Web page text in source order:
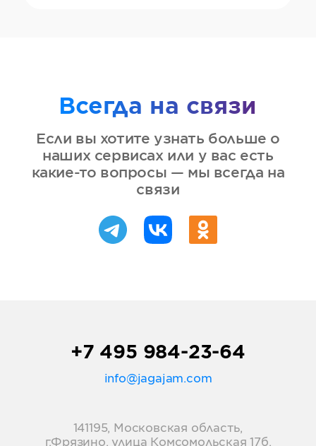
Всегда на связи
Если вы хотите узнать больше о
наших сервисах или у вас есть
какие-то вопросы — мы всегда на
связи
+7 495 984-23-64
info@jagajam.com
141195, Московская область,
г.Фрязино, улица Комсомольская 17б,